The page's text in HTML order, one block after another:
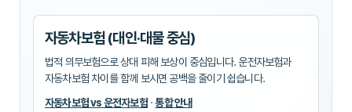
자동차보험 (대인·대물 중심)
법적 의무보험으로 상대 피해 보상이 중심입니다. 운전자보험과
자동차보험 차이 를 함께 보시면 공백을 줄이기 쉽습니다.
자동차보험 vs 운전자보험·통합 안내